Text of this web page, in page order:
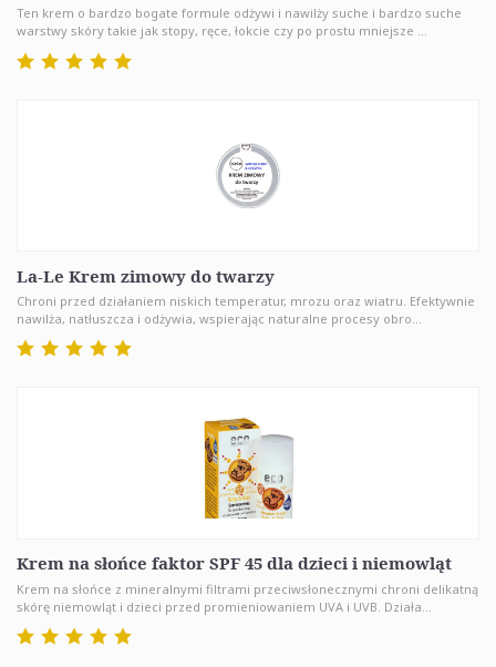
Ten krem o bardzo bogate formule odżywi i nawilży suche i bardzo suche
warstwy skóry takie jak stopy, ręce, łokcie czy po prostu mniejsze ...
La-Le Krem zimowy do twarzy
Chroni przed działaniem niskich temperatur, mrozu oraz wiatru. Efektywnie
nawilża, natłuszcza i odżywia, wspierając naturalne procesy obro...
Krem na słońce faktor SPF 45 dla dzieci i niemowląt
Krem na słońce z mineralnymi filtrami przeciwsłonecznymi chroni delikatną
skórę niemowląt i dzieci przed promieniowaniem UVA i UVB. Działa...